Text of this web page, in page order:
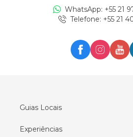
WhatsApp: +55 21
Telefone: +55 21
Guias Locais
Experiências